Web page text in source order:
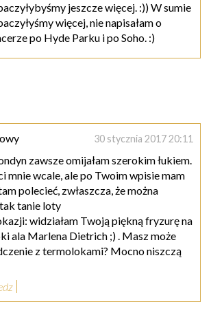
jeszcze więcej. :)) W sumie
więcej, nie napisałam o
po Hyde Parku i po Soho. :)
30 stycznia 2017 20:11
zawsze omijałam szerokim łukiem.
mnie wcale, ale po Twoim wpisie mam
polecieć, zwłaszcza, że można
tanie loty
widziałam Twoją piękną fryzurę na
ala Marlena Dietrich ;) . Masz może
z termolokami? Mocno niszczą